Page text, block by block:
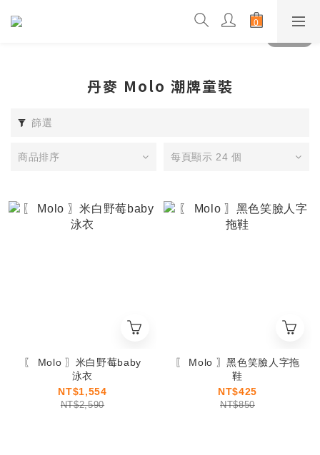
丹麥 Molo 潮牌童裝
篩選
商品排序 每頁顯示 24 個
〖 Molo 〗米白野莓baby
泳衣
NT$1,554
NT$2,590
〖 Molo 〗黑色笑臉人字拖
鞋
NT$425
NT$850